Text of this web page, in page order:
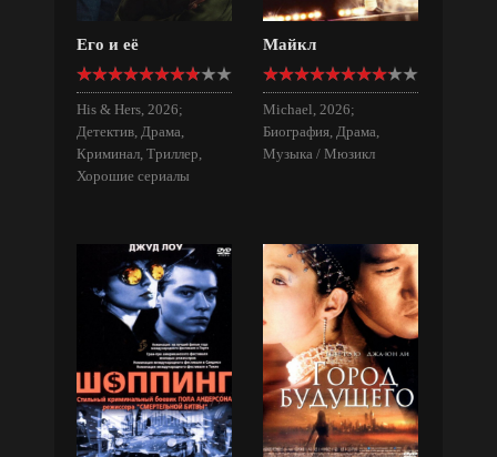
Его и её
His & Hers, 2026;
Детектив, Драма,
Криминал, Триллер,
Хорошие сериалы
Майкл
Michael, 2026;
Биография, Драма,
Музыка / Мюзикл